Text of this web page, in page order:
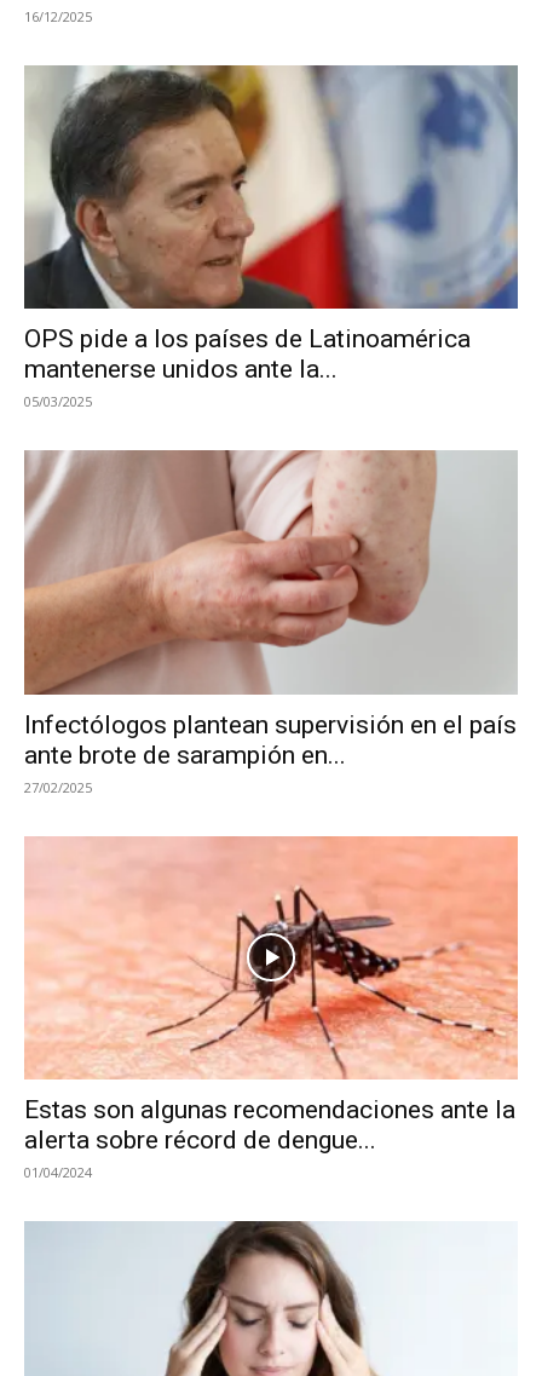
16/12/2025
OPS pide a los países de Latinoamérica
mantenerse unidos ante la...
05/03/2025
Infectólogos plantean supervisión en el país
ante brote de sarampión en...
27/02/2025
Estas son algunas recomendaciones ante la
alerta sobre récord de dengue...
01/04/2024